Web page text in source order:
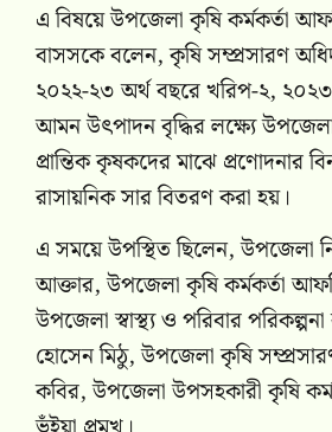
এ বিষয়ে উপজেলা কৃষি কর্মকর্তা
বাসসকে বলেন, কৃষি সম্প্রসারণ
২০২২-২৩ অর্থ বছরে খরিপ-২,
আমন উৎপাদন বৃদ্ধির লক্ষ্যে
প্রান্তিক কৃষকদের মাঝে প্রণোদনার
রাসায়নিক সার বিতরণ করা হয়।
এ সময়ে উপস্থিত ছিলেন, উপজেলা
আক্তার, উপজেলা কৃষি কর্মকর্তা
উপজেলা স্বাস্থ্য ও পরিবার পরিকল্পনা
হোসেন মিঠু, উপজেলা কৃষি
কবির, উপজেলা উপসহকারী কৃষি